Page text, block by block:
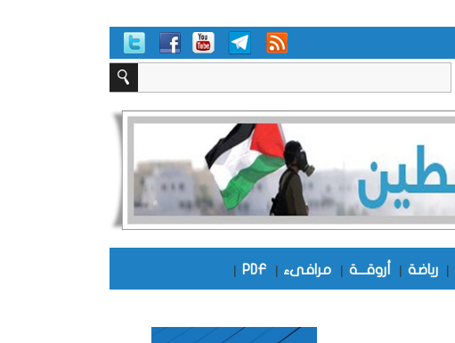
| رياضة | أروقـــة | مرافىء |
PDF
|